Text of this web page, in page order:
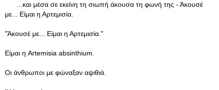
...και μέσα σε εκείνη τη σιωπή άκουσα τη φωνή της - Άκουσέ
με... Είμαι η Αρτεμισία.
"Άκουσέ με... Είμαι η Αρτεμισία."
Είμαι η Artemisia absinthium.
Οι άνθρωποι με φώναξαν αψιθιά.